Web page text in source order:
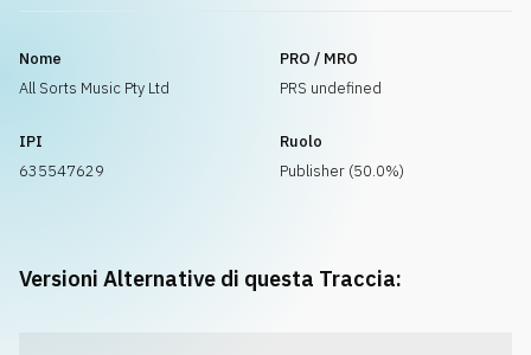
Nome
All Sorts Music Pty Ltd
PRO / MRO
PRS undefined
IPI
635547629
Ruolo
Publisher (50.0%)
Versioni Alternative di questa Traccia: